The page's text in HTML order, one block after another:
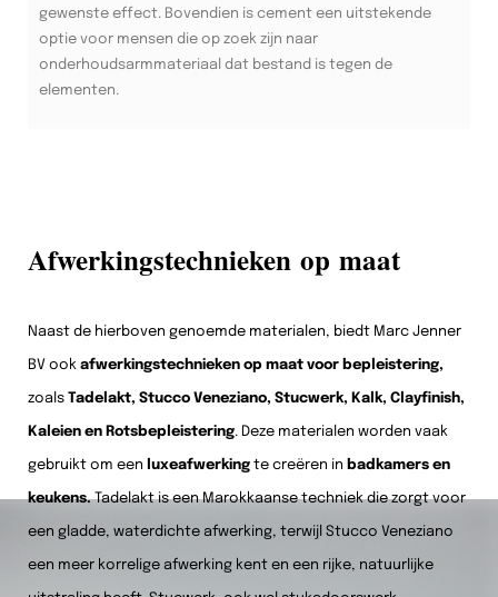
gewenste effect. Bovendien is cement een uitstekende
optie voor mensen die op zoek zijn naar
onderhoudsarmmateriaal dat bestand is tegen de
elementen.
Afwerkingstechnieken op maat
Naast de hierboven genoemde materialen, biedt Marc Jenner
BV ook afwerkingstechnieken op maat voor bepleistering,
zoals Tadelakt, Stucco Veneziano, Stucwerk, Kalk, Clayfinish,
Kaleien en Rotsbepleistering. Deze materialen worden vaak
gebruikt om een luxeafwerking te creëren in badkamers en
keukens.Tadelakt is een Marokkaanse techniek die zorgt voor
een gladde, waterdichte afwerking, terwijl Stucco Veneziano
een meer korrelige afwerking kent en een rijke, natuurlijke